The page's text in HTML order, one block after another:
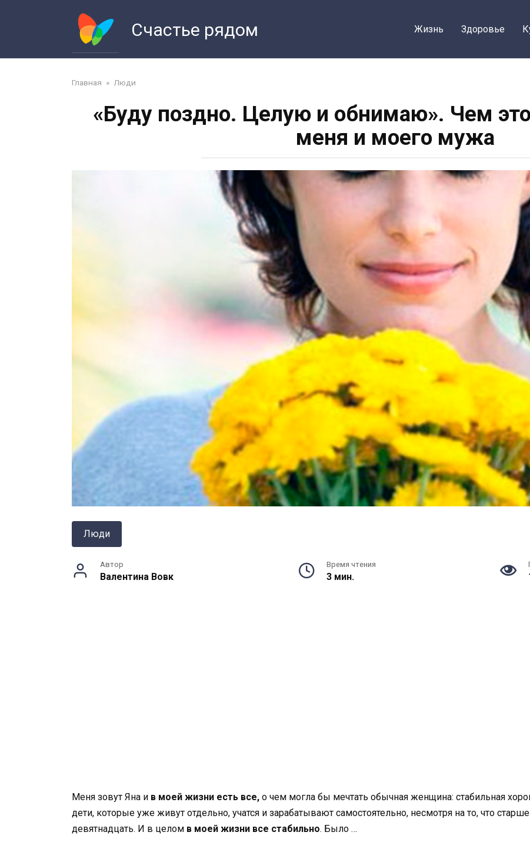
Счастье рядом Жизнь Здоровье
Главная » Люди
«Буду поздно. Целую и обнимаю». Чем
меня и моего мужа
Люди
Автор
Валентина Вовк
Время чтения
3 мин.
Меня зовут Яна и в моей жизни есть все, о чем могла бы мечтать обычная женщина: стабильная
дети, которые уже живут отдельно, учатся и зарабатывают самостоятельно, несмотря на то, что
девятнадцать. И в целом в моей жизни все стабильно. Было …